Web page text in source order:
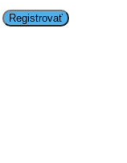
Registrovať